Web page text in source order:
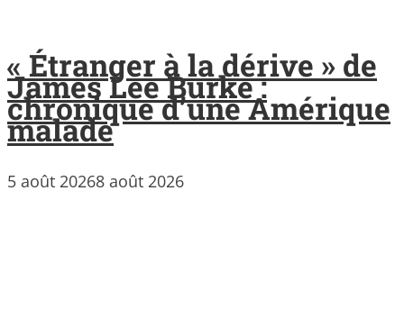
« Étranger à la dérive » de
James Lee Burke :
chronique d’une Amérique
malade
5 août 20268 août 2026